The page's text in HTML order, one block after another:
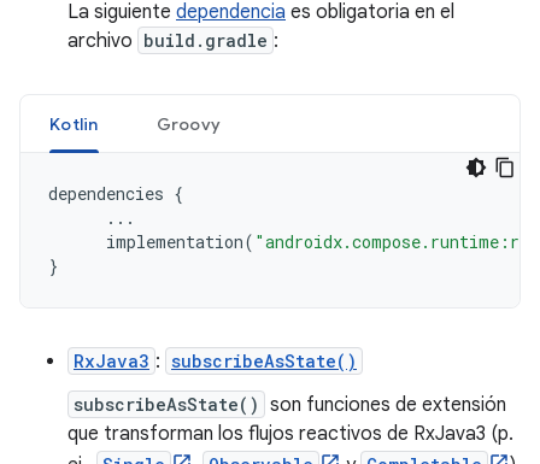
La siguiente dependencia es obligatoria en el
archivo build.gradle :
Kotlin Groovy
dependencies {
...
implementation(
}
RxJava3 : subscribeAsState()
subscribeAsState() son funciones de extensión
que transforman los flujos reactivos de RxJava3 (p.